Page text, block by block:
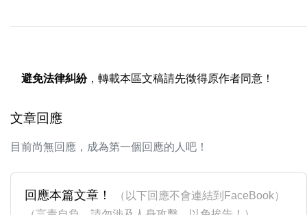
避免法律糾紛，轉載本區文稿請先徵得原作者同意！
文章回應
目前尚無回應，成為第一個回應的人吧！
回應本篇文章！
（以下回應不會連結到FaceBook）